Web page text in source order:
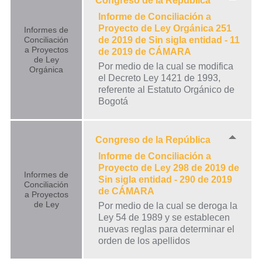
Informes de
Conciliación
a Proyectos
de Ley
Orgánica
Informe de Conciliación a
Proyecto de Ley Orgánica 251
de 2019 de Sin sigla entidad - 11
de 2019 de CÁMARA
Por medio de la cual se modifica
el Decreto Ley 1421 de 1993,
referente al Estatuto Orgánico de
Bogotá
Informes de
Conciliación
a Proyectos
de Ley
Congreso de la República
Informe de Conciliación a
Proyecto de Ley 298 de 2019 de
Sin sigla entidad - 290 de 2019
de CÁMARA
Por medio de la cual se deroga la
Ley 54 de 1989 y se establecen
nuevas reglas para determinar el
orden de los apellidos